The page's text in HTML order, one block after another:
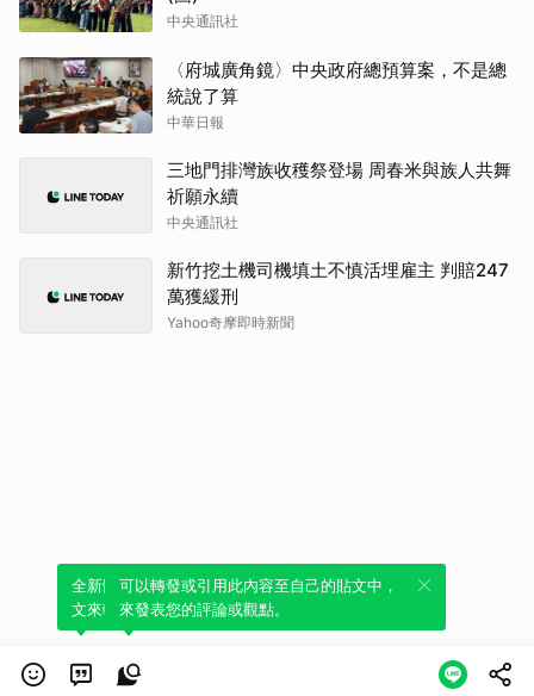
中央通訊社
〈府城廣角鏡〉中央政府總預算案，不是總
統說了算
中華日報
三地門排灣族收穫祭登場 周春米與族人共舞
祈願永續
中央通訊社
新竹挖土機司機填土不慎活埋雇主 判賠247
萬獲緩刑
Yahoo奇摩即時新聞
全新體驗！一鍵引用此內容，透過發布貼
文來輕鬆表達個人立場。
可以轉發或引用此內容至自己的貼文中，
來發表您的評論或觀點。